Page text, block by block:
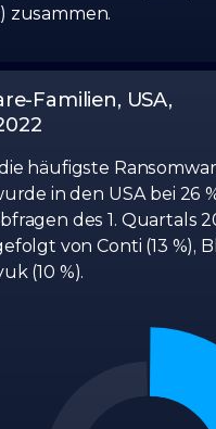
zusammen.
Familien, USA,
häufigste
in den USA bei 26
des 1. Quartals
von Conti (13 %),
(10 %).